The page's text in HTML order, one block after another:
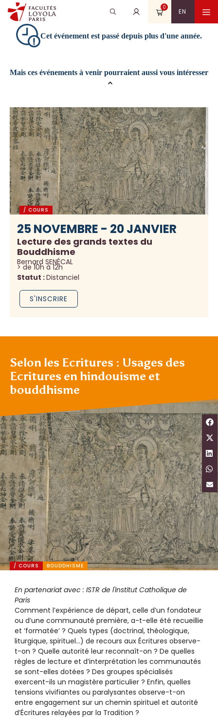
au
contenu
EN
0
Recherche
pour
Rechercher
Cet événement est passé depuis plus d'une année.
Mais ces événements à venir pourraient aussi vous intéresser
/ COURS
25 NOVEMBRE - 20 JANVIER
Lecture des grands textes du
Bouddhisme
Bernard SENÉCAL
> de 10h à 12h
Statut :Distanciel
S'INSCRIRE
Selon les Ecritures : Usages des
Ecritures en hindouisme et
bouddhisme
/ COURS BOUDDHISME
En partenariat avec : ISTR de l'Institut Catholique de
Paris
Comment l’expérience de départ, celle d’un fondateur
ou d’une communauté première, a-t-elle été recueillie
et ‘formatée’ ? Quels types (doctrinal, théologique,
liturgique, spirituel…) de recours aux Écritures observe-
t-on ? Quelle autorité leur reconnaît-on ? De quelles
règles de lecture et d’interprétation les communautés
se sont-elles dotées ? Des groupes spécialisés
exercent-ils un magistère particulier ? Enfin, quelles
tensions vivifiantes ou paralysantes observe-t-on
entre engagement sur un chemin spirituel et autorité
d’Écritures relayées par la Tradition ?